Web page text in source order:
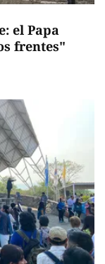
el Papa
frentes"